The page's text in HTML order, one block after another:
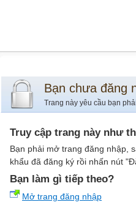
Bạn chưa đăng
Trang này yêu cầu bạn
Truy cập trang này như
Bạn phải mở trang đăng nhập,
khẩu đã đăng ký rồi nhấn nút
Bạn làm gì tiếp theo?
Mở trang đăng nhập